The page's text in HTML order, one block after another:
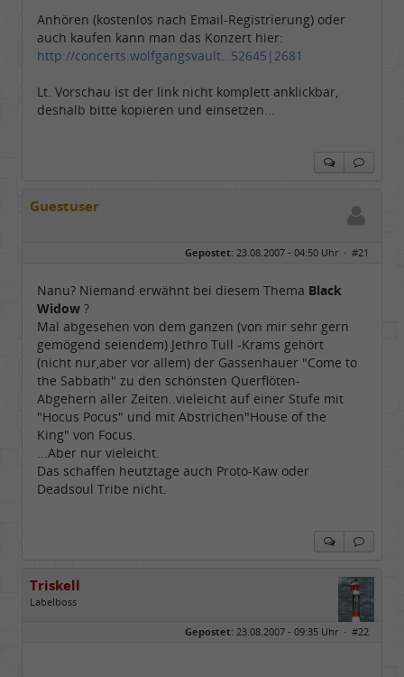
Anhören (kostenlos nach Email-Registrierung) oder
auch kaufen kann man das Konzert hier:
http://concerts.wolfgangsvault…52645|2681
Lt. Vorschau ist der link nicht komplett anklickbar,
deshalb bitte kopieren und einsetzen...
Guestuser
Gepostet: 23.08.2007 - 04:50 Uhr · #21
Nanu? Niemand erwähnt bei diesem Thema Black
Widow ?
Mal abgesehen von dem ganzen (von mir sehr gern
gemögend seiendem) Jethro Tull -Krams gehört
(nicht nur,aber vor allem) der Gassenhauer "Come to
the Sabbath" zu den schönsten Querflöten-
Abgehern aller Zeiten..vieleicht auf einer Stufe mit
"Hocus Pocus" und mit Abstrichen"House of the
King" von Focus.
...Aber nur vieleicht.
Das schaffen heutztage auch Proto-Kaw oder
Deadsoul Tribe nicht.
Triskell
Labelboss
Gepostet: 23.08.2007 - 09:35 Uhr · #22